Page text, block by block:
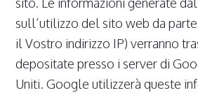
sull’utilizzo del sito web da
il Vostro indirizzo IP) verranno
depositate presso i server di
Uniti. Google utilizzerà queste